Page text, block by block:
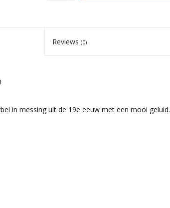
Reviews(0)
in messing uit de 19e eeuw met een mooi geluid.